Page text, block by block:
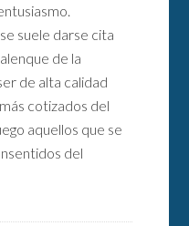
suele darse cita
de la
de alta calidad
cotizados del
aquellos que se
del